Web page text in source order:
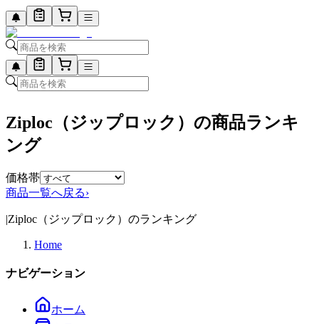
Ziploc（ジップロック）の商品ランキ
ング
価格帯
商品一覧へ戻る›
|Ziploc（ジップロック）のランキング
Home
ナビゲーション
ホーム